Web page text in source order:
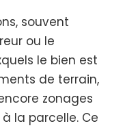
souvent
ou le
le bien est
de terrain,
zonages
la parcelle. Ce